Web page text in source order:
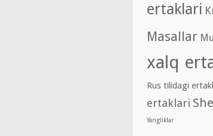
ertaklari
Masallar
xalq
Rus tilidagi
ertaklari
Yangliklar